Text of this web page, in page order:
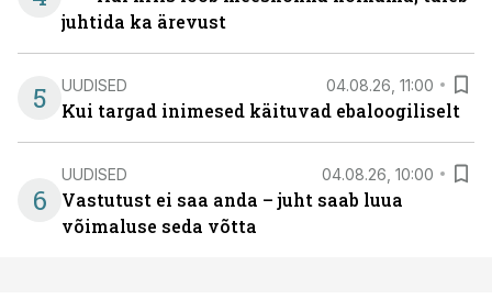
juhtida ka ärevust
5 UUDISED 04.08.26, 11:00
Kui targad inimesed käituvad ebaloogiliselt
6
UUDISED 04.08.26, 10:00
Vastutust ei saa anda – juht saab luua
võimaluse seda võtta